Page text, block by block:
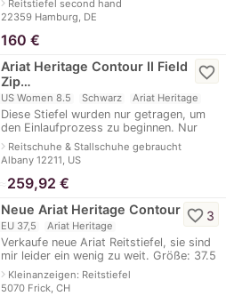
330,00€.
navigate_nextReitstiefel second hand
22359 Hamburg, DE
160 €
Ariat Heritage Contour II Field
Zip…
US Women 8.5 Schwarz Ariat Heritage
Diese Stiefel wurden nur getragen, um
den Einlaufprozess zu beginnen. Nur
drinnen getragen, und nie in geritten.
Mein Turnierpferd zu der Zeit kaufte
navigate_nextReitschuhe & Stallschuhe gebraucht
Albany 12211, US
favorite_border
259,92 €
Neue Ariat Heritage Contour II
EU 37,5 Ariat Heritage
Verkaufe neue Ariat Reitstiefel, sie sind
mir leider ein wenig zu weit. Größe: 37.5
Höhe: 45cm Breite: 36cm Farbe: braun
Stiefel in Originalverpa
navigate_nextKleinanzeigen: Reitstiefel
5070 Frick, CH
favorite_border 3